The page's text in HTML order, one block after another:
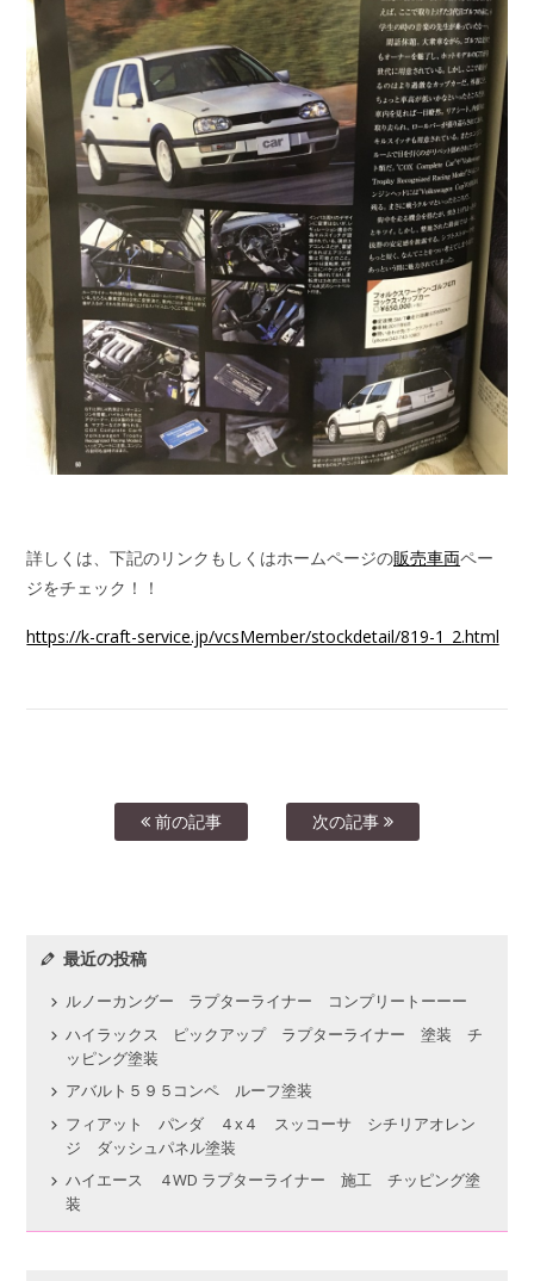
詳しくは、下記のリンクもしくはホームページの販売車両ペー
ジをチェック！！
https://k-craft-service.jp/vcsMember/stockdetail/819-1_2.html
前の記事 次の記事
最近の投稿
ルノーカングー ラプターライナー コンプリートーーー
ハイラックス ピックアップ ラプターライナー 塗装 チ
ッピング塗装
アバルト５９５コンペ ルーフ塗装
フィアット パンダ ４x４ スッコーサ シチリアオレン
ジ ダッシュパネル塗装
ハイエース ４WD ラプターライナー 施工 チッピング塗
装